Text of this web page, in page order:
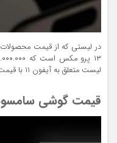
در لیستی که از قیمت محصولات
لیست متعلق به آیفون ۱۱ با قیمت ۳۹.۵۰۰.۰۰۰ است.
قیمت گوشی